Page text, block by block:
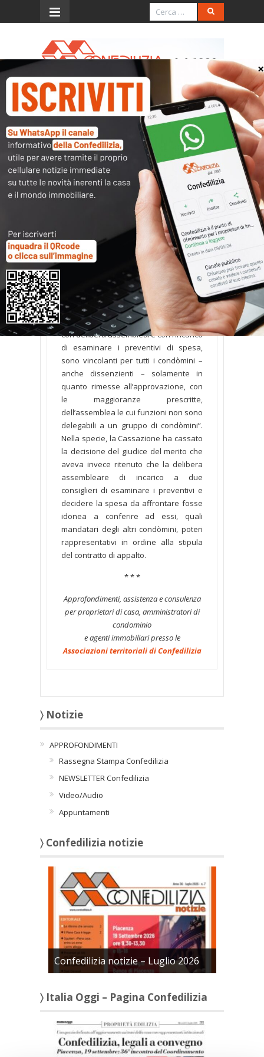
Menu
Decisioni della
commissione condominiale
e appalto
Interessante decisione della
Cassazione a proposito di una
fattispecie che non risulta prima d’ora
affrontata e risolta uniformemente. I
Supremi giudici hanno stabilito (sent. n.
33057/’18, inedita) che “in tema di
condominio, le decisioni sulla scelta del
contraente per l’esecuzione di lavori da
conferire in appalto e sul riparto del
relativo corrispettivo, assunte da una
commissione di condòmini nominata
con delibera assembleare con l’incarico
di esaminare i preventivi di spesa,
sono vincolanti per tutti i condòmini –
anche dissenzienti – solamente in
quanto rimesse all’approvazione, con
le maggioranze prescritte,
dell’assemblea le cui funzioni non sono
delegabili a un gruppo di condòmini”.
Nella specie, la Cassazione ha cassato
la decisione del giudice del merito che
aveva invece ritenuto che la delibera
assembleare di incarico a due
consiglieri di esaminare i preventivi e
decidere la spesa da affrontare fosse
idonea a conferire ad essi, quali
mandatari degli altri condòmini, poteri
rappresentativi in ordine alla stipula
del contratto di appalto.
* * *
Approfondimenti, assistenza e consulenza
per proprietari di casa, amministratori di
condominio
e agenti immobiliari presso le
Associazioni territoriali di Confedilizia
〉 Notizie
APPROFONDIMENTI
Rassegna Stampa Confedilizia
NEWSLETTER Confedilizia
Video/Audio
Appuntamenti
〉 Confedilizia notizie
Confedilizia notizie – Luglio 2026
〉 Italia Oggi – Pagina Confedilizia